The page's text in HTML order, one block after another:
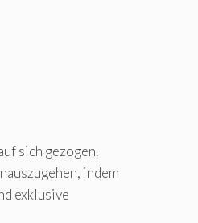
sich gezogen.
indem
exklusive